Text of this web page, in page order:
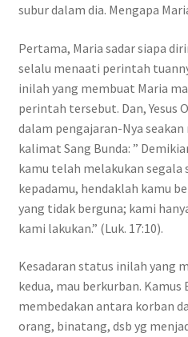
subur dalam dia. Mengapa
Pertama, Maria sadar siapa
selalu menaati perintah
inilah yang membuat Maria
perintah tersebut. Dan, Yesus
dalam pengajaran-Nya
kalimat Sang Bunda: ”
kamu telah melakukan segala
kepadamu, hendaklah kamu
yang tidak berguna; kami
kami lakukan.” (Luk. 17:10).
Kesadaran status inilah yang
kedua, mau berkurban. Kamus
membedakan antara korban
orang, binatang, dsb yg